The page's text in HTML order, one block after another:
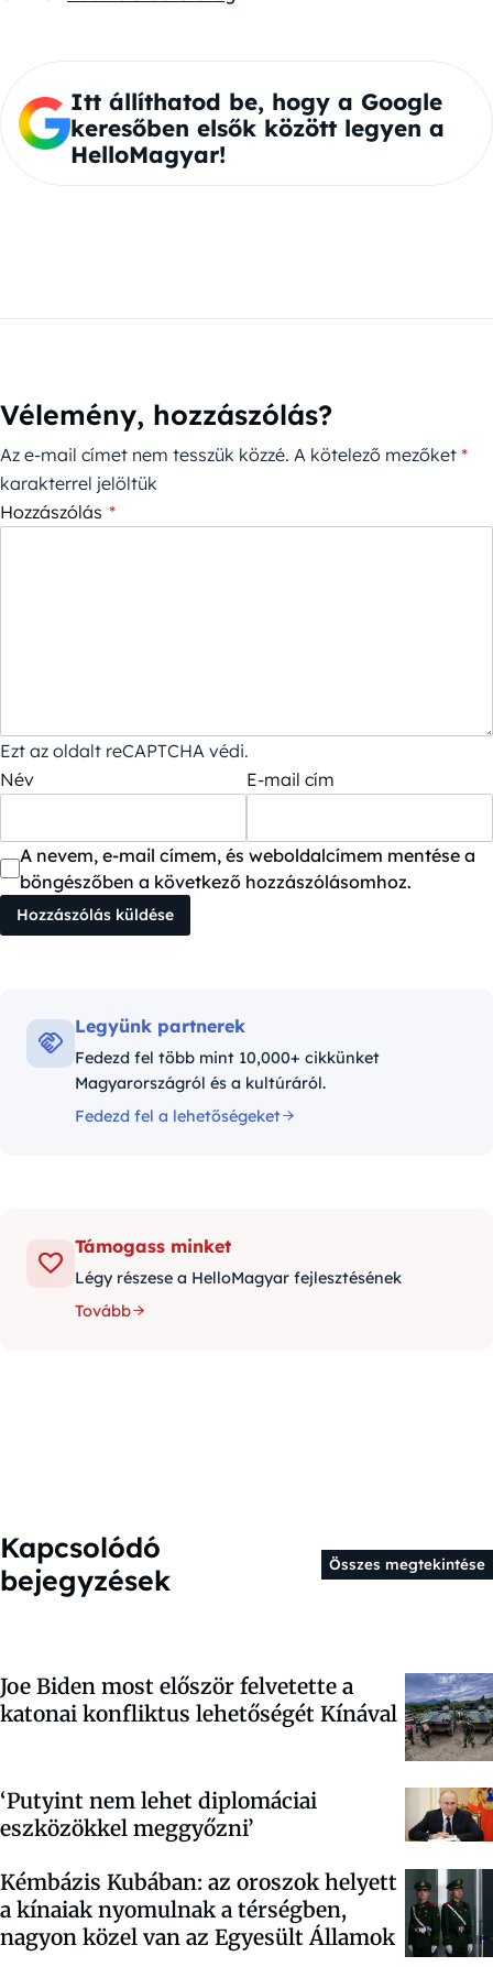
Itt állíthatod be, hogy a Google
keresőben elsők között legyen a
HelloMagyar!
Vélemény, hozzászólás?
Az e-mail címet nem tesszük közzé. A kötelező mezőket *
karakterrel jelöltük
Hozzászólás *
Ezt az oldalt reCAPTCHA védi.
Név
E-mail cím
A nevem, e-mail címem, és weboldalcímem mentése a
böngészőben a következő hozzászólásomhoz.
Legyünk partnerek
Fedezd fel több mint 10,000+ cikkünket
Magyarországról és a kultúráról.
Fedezd fel a lehetőségeket
Támogass minket
Légy részese a HelloMagyar fejlesztésének
Tovább
Kapcsolódó
bejegyzések
Összes megtekintése
Joe Biden most először felvetette a
katonai konfliktus lehetőségét Kínával
‘Putyint nem lehet diplomáciai
eszközökkel meggyőzni’
Kémbázis Kubában: az oroszok helyett
a kínaiak nyomulnak a térségben,
nagyon közel van az Egyesült Államok